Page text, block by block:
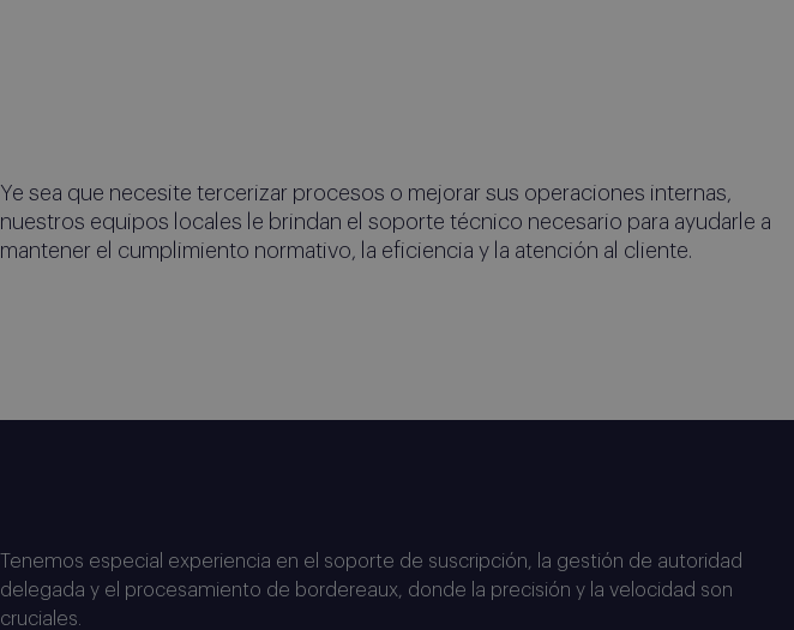
Ye sea que necesite tercerizar procesos o mejorar sus operaciones internas,
nuestros equipos locales le brindan el soporte técnico necesario para ayudarle a
mantener el cumplimiento normativo, la eficiencia y la atención al cliente.
Tenemos especial experiencia en el soporte de suscripción, la gestión de autoridad
delegada y el procesamiento de bordereaux, donde la precisión y la velocidad son
cruciales.